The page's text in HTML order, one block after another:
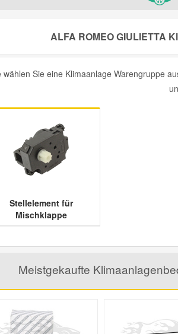
ALFA ROMEO GIULIETTA
wählen Sie eine Klimaanlage Warengruppe
Stellelement für
Mischklappe
Meistgekaufte